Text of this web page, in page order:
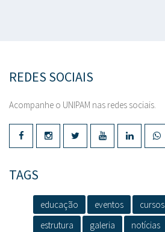
REDES SOCIAIS
Acompanhe o UNIPAM nas redes sociais.
TAGS
educação eventos cursos
estrutura
galeria notícias